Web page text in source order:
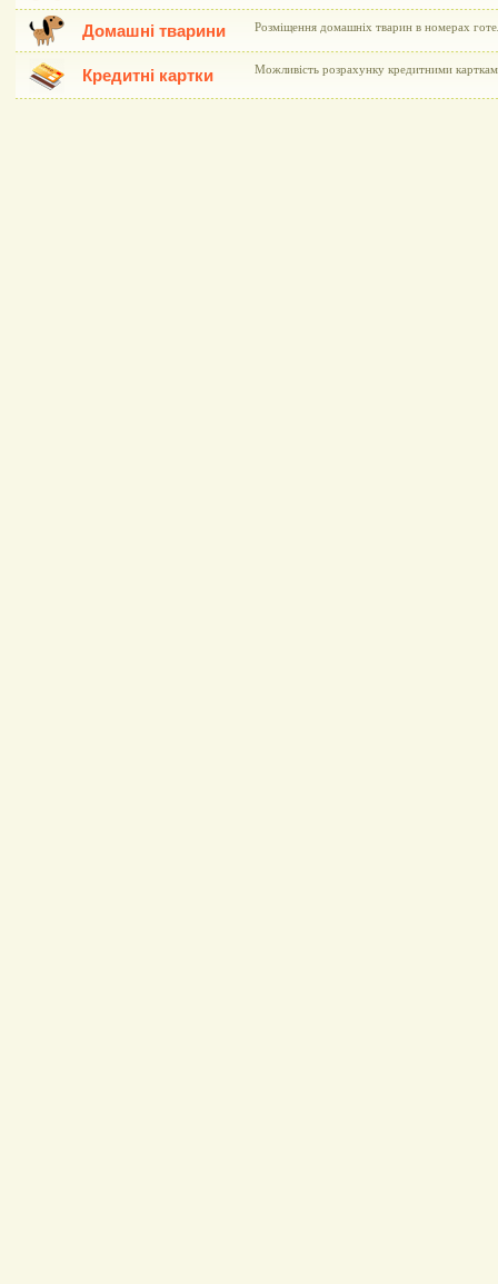
Домашні тварини Розміщення домашніх тварин в номерах
Кредитні картки Можливість розрахунку кредитними